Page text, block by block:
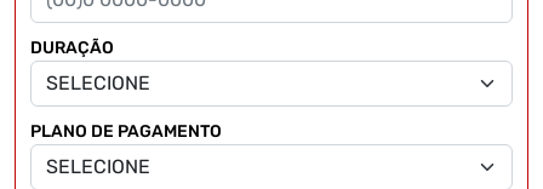
DURAÇÃO
PLANO DE PAGAMENTO